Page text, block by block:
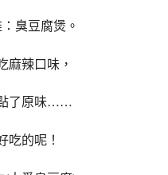
臭豆腐煲。
麻辣口味，
了原味……
吃的呢！